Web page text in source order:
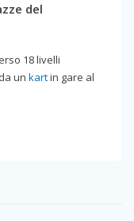
del
18 livelli
un kartin gare al